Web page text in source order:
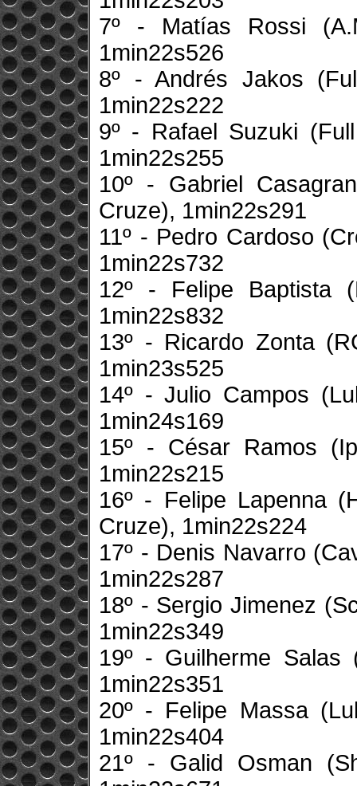
7º - Matías Rossi
1min22s526
8º - Andrés Jakos
1min22s222
9º - Rafael Suzuki
1min22s255
10º - Gabriel
Cruze), 1min22s291
11º - Pedro Cardoso
1min22s732
12º - Felipe Baptista
1min22s832
13º - Ricardo Zonta
1min23s525
14º - Julio Campos
1min24s169
15º - César Ramos
1min22s215
16º - Felipe Lapenna
Cruze), 1min22s224
17º - Denis Navarro
1min22s287
18º - Sergio Jimenez
1min22s349
19º - Guilherme Salas
1min22s351
20º - Felipe Massa
1min22s404
21º - Galid Osman